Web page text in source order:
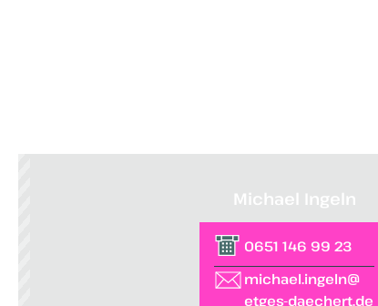
Michael Ingeln
0651 146 99 23
michael.ingeln@
etges-daechert.de